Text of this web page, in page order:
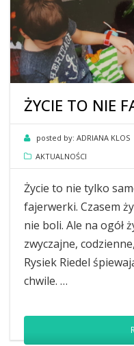
ŻYCIE TO NIE
posted by: ADRIANA KLOS
AKTUALNOŚCI
Życie to nie tylko
fajerwerki. Czasem
nie boli. Ale na ogół
zwyczajne,
Rysiek Riedel
chwile. …